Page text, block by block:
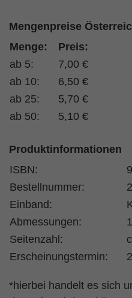
Mengenpreise
Menge:
Preis:
ab 5:
7,00 €
ab 10:
6,50 €
ab 25:
5,70 €
ab 50:
5,10 €
Produktinformationen
ISBN:
Bestellnummer:
Einband:
Abmessungen:
Seitenzahl:
Erscheinungstermin:
*hierbei handelt es sich